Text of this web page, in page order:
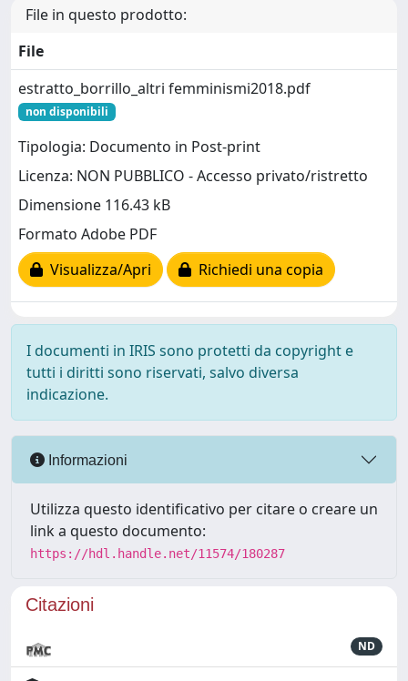
File in questo prodotto:
File
estratto_borrillo_altri femminismi2018.pdf
non disponibili
Tipologia: Documento in Post-print
Licenza: NON PUBBLICO - Accesso privato/ristretto
Dimensione 116.43 kB
Formato Adobe PDF
Visualizza/Apri
Richiedi una copia
I documenti in IRIS sono protetti da copyright e
tutti i diritti sono riservati, salvo diversa
indicazione.
Informazioni
Utilizza questo identificativo per citare o creare un
link a questo documento:
https://hdl.handle.net/11574/180287
Citazioni
ND